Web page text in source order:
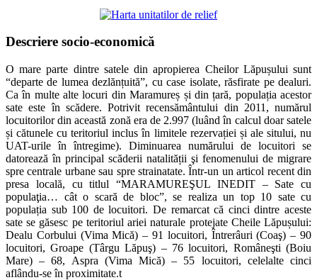
Descriere socio-economică
O mare parte dintre satele din apropierea Cheilor Lăpușului sunt
“departe de lumea dezlănțuită”, cu case isolate, răsfirate pe dealuri.
Ca în multe alte locuri din Maramureș și din țară, populația acestor
sate este în scădere. Potrivit recensământului din 2011, numărul
locuitorilor din această zonă era de 2.997 (luând în calcul doar satele
și cătunele cu teritoriul inclus în limitele rezervației și ale sitului, nu
UAT-urile în întregime). Diminuarea numărului de locuitori se
datorează în principal scăderii natalității şi fenomenului de migrare
spre centrale urbane sau spre strainatate. Într-un un articol recent din
presa locală, cu titlul “MARAMUREŞUL INEDIT – Sate cu
populaţia… cât o scară de bloc”, se realiza un top 10 sate cu
populația sub 100 de locuitori. De remarcat că cinci dintre aceste
sate se găsesc pe teritoriul ariei naturale protejate Cheile Lăpușului:
Dealu Corbului (Vima Mică) – 91 locuitori, Întrerâuri (Coaş) – 90
locuitori, Groape (Târgu Lăpuş) – 76 locuitori, Româneşti (Boiu
Mare) – 68, Aspra (Vima Mică) – 55 locuitori, celelalte cinci
aflându-se în proximitate.t